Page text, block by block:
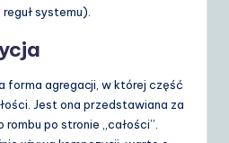
systemu).
forma agregacji, w której część
Jest ona przedstawiana za
po stronie „całości”.